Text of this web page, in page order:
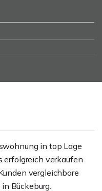
in top Lage
erfolgreich verkaufen
vergleichbare
Bückeburg.